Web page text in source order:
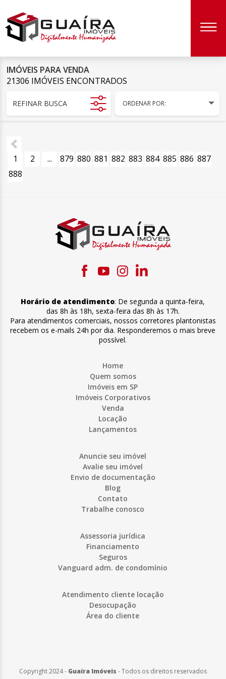
IMÓVEIS PARA VENDA
21306 IMÓVEIS ENCONTRADOS
REFINAR BUSCA ORDENAR POR:
1 2 ... 879 880 881 882 883 884 885 886 887
888
Horário de atendimento: De segunda a quinta-feira,
das 8h às 18h, sexta-feira das 8h às 17h.
Para atendimentos comerciais, nossos corretores plantonistas
recebem os e-mails 24h por dia. Responderemos o mais breve
possível.
Home
Quem somos
Imóveis em SP
Imóveis Corporativos
Venda
Locação
Lançamentos
Anuncie seu imóvel
Avalie seu imóvel
Envio de documentação
Blog
Contato
Trabalhe conosco
Assessoria jurídica
Financiamento
Seguros
Vanguard adm. de condomínio
Atendimento cliente locação
Desocupação
Área do cliente
Copyright 2024 - Guaíra Imóveis -Todos os direitos reservados